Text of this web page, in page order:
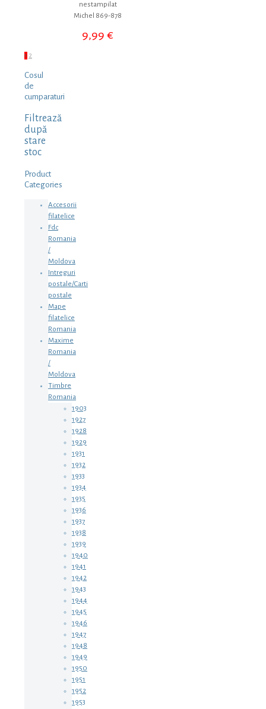
nestampilat
Michel 869-878
9,99€
1 2
Cosul
de
cumparaturi
Filtrează
după
stare
stoc
Product
Categories
Accesorii
filatelice
Fdc
Romania
/
Moldova
Intreguri
postale/Carti
postale
Mape
filatelice
Romania
Maxime
Romania
/
Moldova
Timbre
Romania
1903
1927
1928
1929
1931
1932
1933
1934
1935
1936
1937
1938
1939
1940
1941
1942
1943
1944
1945
1946
1947
1948
1949
1950
1951
1952
1953